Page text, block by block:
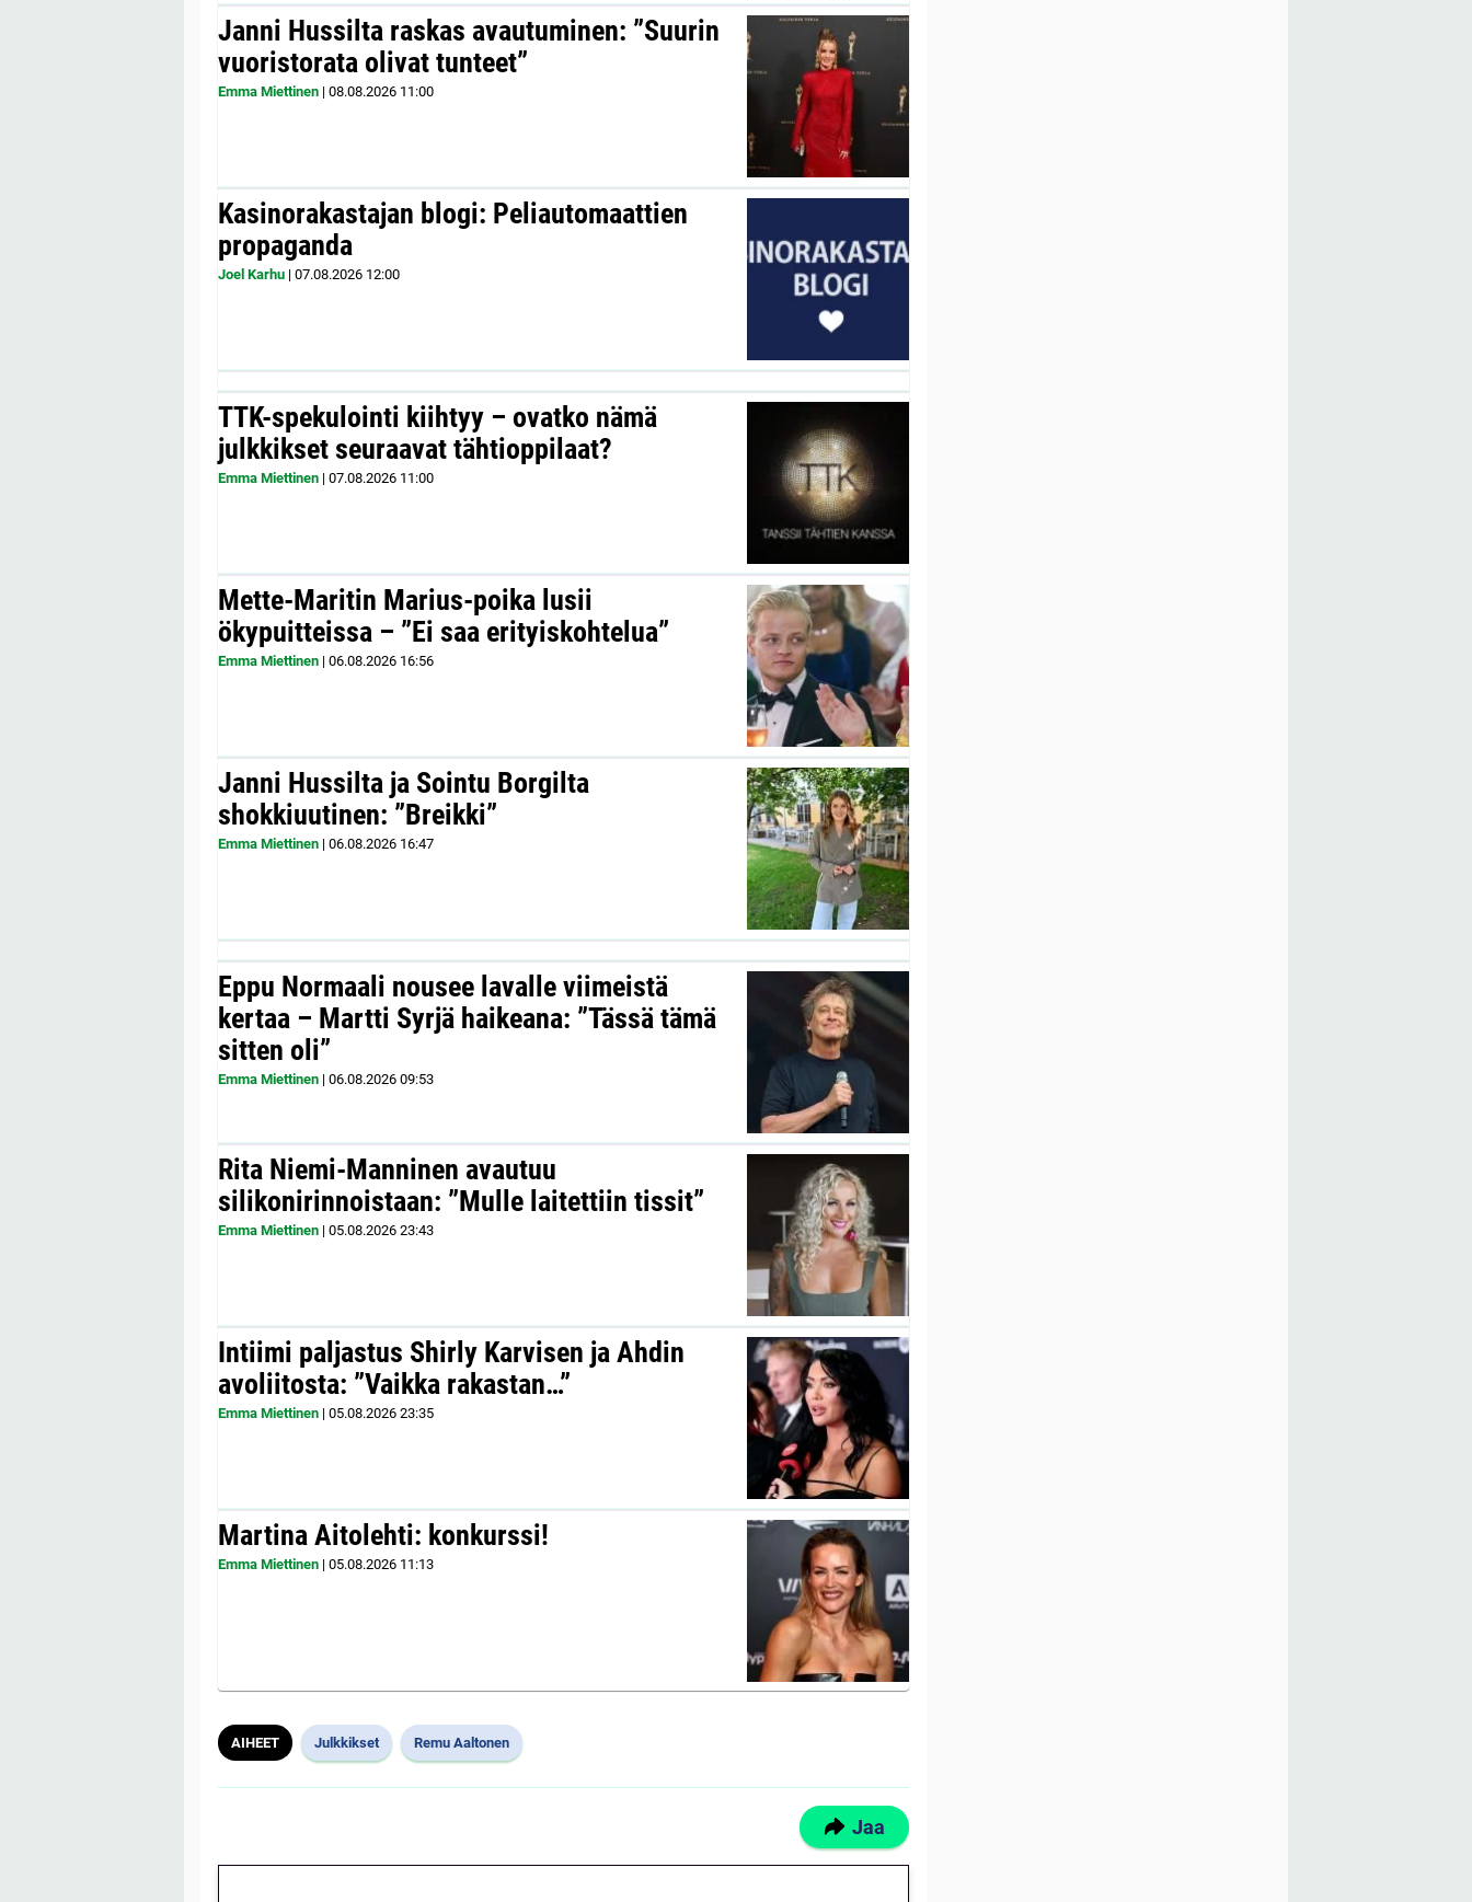
Janni Hussilta raskas avautuminen: ”Suurin
vuoristorata olivat tunteet”
Emma Miettinen | 08.08.2026 11:00
Kasinorakastajan blogi: Peliautomaattien
propaganda
Joel Karhu | 07.08.2026 12:00
TTK-spekulointi kiihtyy – ovatko nämä
julkkikset seuraavat tähtioppilaat?
Emma Miettinen | 07.08.2026 11:00
Mette-Maritin Marius-poika lusii
ökypuitteissa – ”Ei saa erityiskohtelua”
Emma Miettinen | 06.08.2026 16:56
Janni Hussilta ja Sointu Borgilta
shokkiuutinen: ”Breikki”
Emma Miettinen | 06.08.2026 16:47
Eppu Normaali nousee lavalle viimeistä
kertaa – Martti Syrjä haikeana: ”Tässä tämä
sitten oli”
Emma Miettinen | 06.08.2026 09:53
Rita Niemi-Manninen avautuu
silikonirinnoistaan: ”Mulle laitettiin tissit”
Emma Miettinen | 05.08.2026 23:43
Intiimi paljastus Shirly Karvisen ja Ahdin
avoliitosta: ”Vaikka rakastan…”
Emma Miettinen | 05.08.2026 23:35
Martina Aitolehti: konkurssi!
Emma Miettinen | 05.08.2026 11:13
AIHEET Julkkikset Remu Aaltonen
Jaa